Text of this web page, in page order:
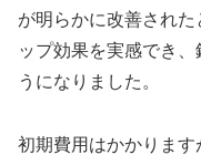
が明らかに改善され
ップ効果を実感でき
うになりました。
初期費用はかかります